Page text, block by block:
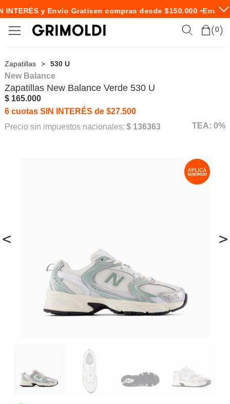
INTERÉS y Envío Gratisen compras desde $150.000 •Envío
0
Zapatillas 530 U
< >
New Balance
Zapatillas New Balance Verde 530 U
$ 165.000
6 cuotas SIN INTERÉS de $27.500
Precio sin impuestos nacionales: $ 136363 TEA: 0%